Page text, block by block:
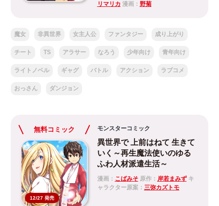
リマリカ 漫画： 野菊
魔女 非異世界 女主人公 ファンタジー 成り上がり
チート TS アラサー なろう 少年向け 青年向け
ライトノベル ギャグ バトル アクション ラブコメ
おっさん ダンジョン
無料コミック
12/27 発売
モンスターコミック
異世界で 上前はねて 生きて
いく～再生魔法使いのゆる
ふわ人材派遣生活～
漫画： こばみそ原作： 岸若まみずキ
ャラクター原案： 三弥カズトモ